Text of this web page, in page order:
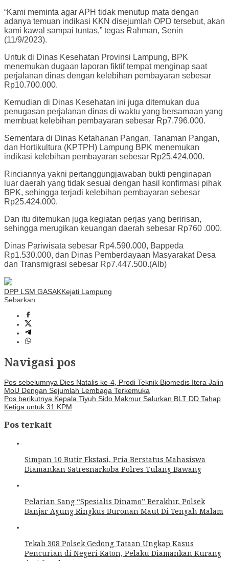
“Kami meminta agar APH tidak menutup mata dengan
adanya temuan indikasi KKN disejumlah OPD tersebut, akan
kami kawal sampai tuntas,” tegas Rahman, Senin
(11/9/2023).
Untuk di Dinas Kesehatan Provinsi Lampung, BPK
menemukan dugaan laporan fiktif tempat menginap saat
perjalanan dinas dengan kelebihan pembayaran sebesar
Rp10.700.000.
Kemudian di Dinas Kesehatan ini juga ditemukan dua
penugasan perjalanan dinas di waktu yang bersamaan yang
membuat kelebihan pembayaran sebesar Rp7.796.000.
Sementara di Dinas Ketahanan Pangan, Tanaman Pangan,
dan Hortikultura (KPTPH) Lampung BPK menemukan
indikasi kelebihan pembayaran sebesar Rp25.424.000.
Rinciannya yakni pertanggungjawaban bukti penginapan
luar daerah yang tidak sesuai dengan hasil konfirmasi pihak
BPK, sehingga terjadi kelebihan pembayaran sebesar
Rp25.424.000.
Dan itu ditemukan juga kegiatan perjas yang beririsan,
sehingga merugikan keuangan daerah sebesar Rp760 .000.
Dinas Pariwisata sebesar Rp4.590.000, Bappeda
Rp1.530.000, dan Dinas Pemberdayaan Masyarakat Desa
dan Transmigrasi sebesar Rp7.447.500.(Alb)
DPP LSM GASAKKejati Lampung
Sebarkan
Navigasi pos
Pos sebelumnya Dies Natalis ke-4, Prodi Teknik Biomedis Itera Jalin
MoU Dengan Sejumlah Lembaga Terkemuka
Pos berikutnya Kepala Tiyuh Sido Makmur Salurkan BLT DD Tahap
Ketiga untuk 31 KPM
Pos terkait
Simpan 10 Butir Ekstasi, Pria Berstatus Mahasiswa
Diamankan Satresnarkoba Polres Tulang Bawang
Pelarian Sang “Spesialis Dinamo” Berakhir, Polsek
Banjar Agung Ringkus Buronan Maut Di Tengah Malam
Tekab 308 Polsek Gedong Tataan Ungkap Kasus
Pencurian di Negeri Katon, Pelaku Diamankan Kurang